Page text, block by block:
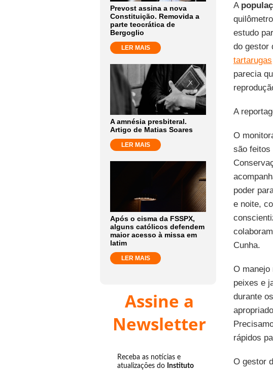
Prevost assina a nova
Constituição. Removida a
parte teocrática de
Bergoglio
LER MAIS
A amnésia presbiteral.
Artigo de Matias Soares
LER MAIS
Após o cisma da FSSPX,
alguns católicos defendem
maior acesso à missa em
latim
LER MAIS
Assine a
Newsletter
Receba as notícias e
atualizações do Instituto
A
estudo
do gestor
tartarugas
parecia
A
O
são feitos
poder
e noite,
Cunha.
O manejo
peixes e
durante
rápidos
O gestor